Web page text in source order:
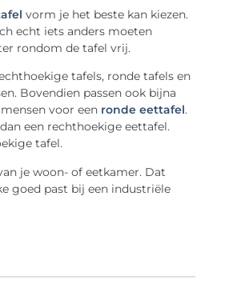
vorm je het beste kan kiezen.
echt iets anders moeten
rondom de tafel vrij.
tafels, ronde tafels en
Bovendien passen ook bijna
voor een ronde eettafel.
een rechthoekige eettafel.
tafel.
je woon- of eetkamer. Dat
goed past bij een industriële